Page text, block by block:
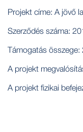
Projekt címe: A jövő
Szerződés száma:
Támogatás
A projekt
A projekt fizikai